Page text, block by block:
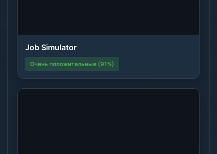
Job Simulator
Очень положительные (91%)